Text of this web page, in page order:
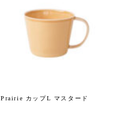
Prairie カップL マスタード